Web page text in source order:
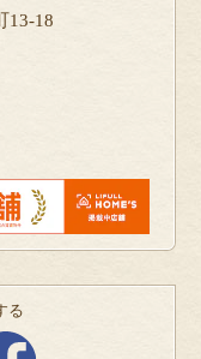
13-18
る